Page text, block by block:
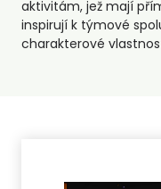
aktivitám, jež mají
inspirují k týmové
charakterové